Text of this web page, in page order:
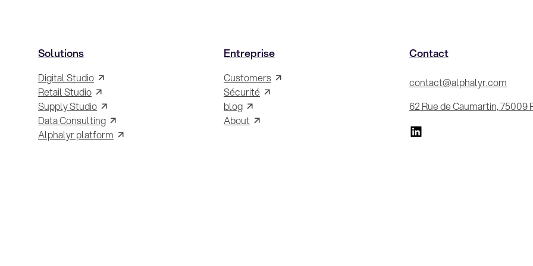
Solutions
Digital Studio
Retail Studio
Supply Studio
Data Consulting
Alphalyr platform
Entreprise
Customers
Sécurité
blog
About
Contact
contact@alphalyr.com
62 Rue de Caumartin, 75009